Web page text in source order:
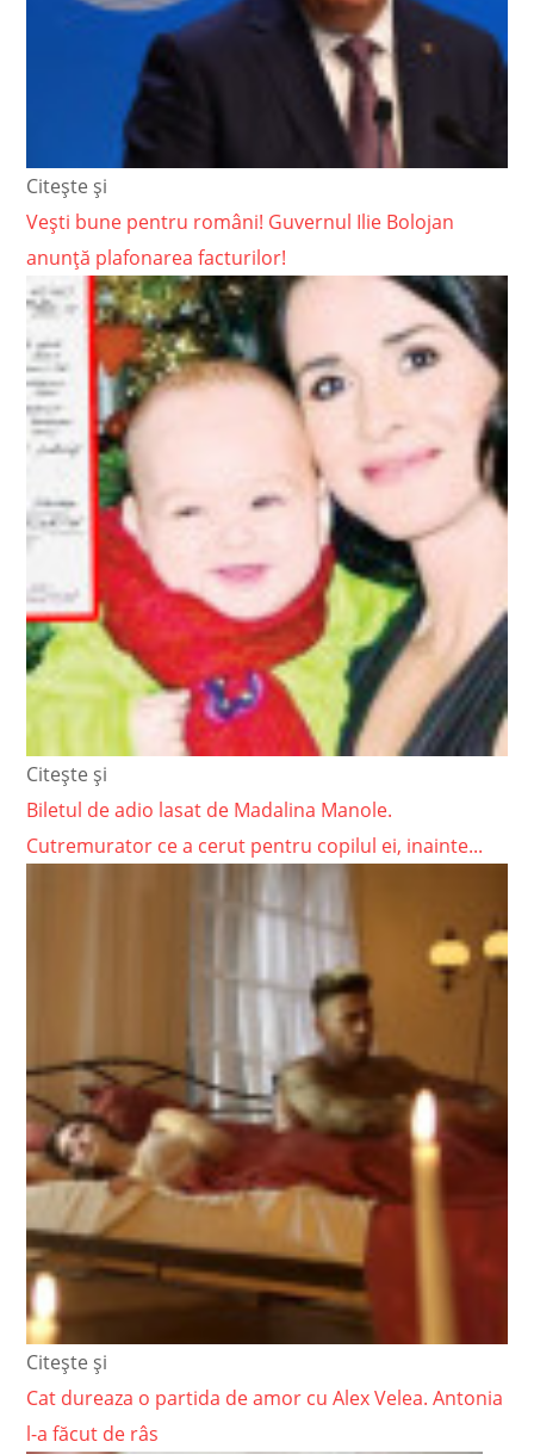
Citește și
Vești bune pentru români! Guvernul Ilie Bolojan
anunță plafonarea facturilor!
Citește și
Biletul de adio lasat de Madalina Manole.
Cutremurator ce a cerut pentru copilul ei, inainte...
Citește și
Cat dureaza o partida de amor cu Alex Velea. Antonia
l-a făcut de râs